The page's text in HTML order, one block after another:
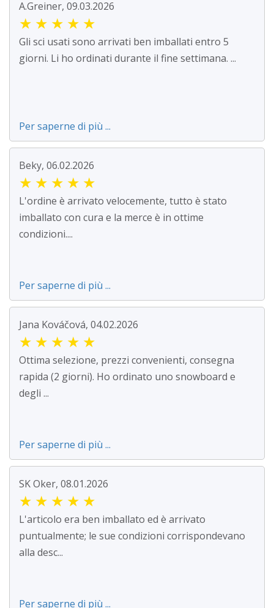
A.Greiner, 09.03.2026
★ ★ ★ ★ ★
Gli sci usati sono arrivati ben imballati entro 5
giorni. Li ho ordinati durante il fine settimana. ...
Per saperne di più ...
Beky, 06.02.2026
★ ★ ★ ★ ★
L'ordine è arrivato velocemente, tutto è stato
imballato con cura e la merce è in ottime
condizioni....
Per saperne di più ...
Jana Kováčová, 04.02.2026
★ ★ ★ ★ ★
Ottima selezione, prezzi convenienti, consegna
rapida (2 giorni). Ho ordinato uno snowboard e
degli ...
Per saperne di più ...
SK Oker, 08.01.2026
★ ★ ★ ★ ★
L'articolo era ben imballato ed è arrivato
puntualmente; le sue condizioni corrispondevano
alla desc...
Per saperne di più ...